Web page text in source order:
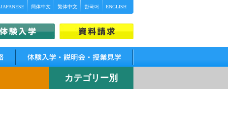
JAPANESE 簡体中文 繁体中文 한국어 ENGLISH
体験入学・説明会・授業見学
カテゴリー別